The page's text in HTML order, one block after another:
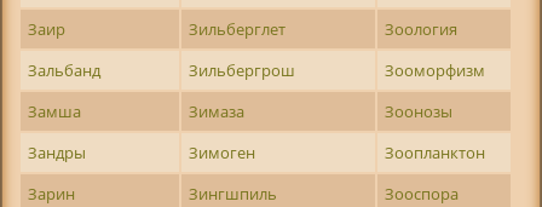
Заир
Зильберглет
Зоология
Зальбанд
Зильбергрош
Зооморфизм
Замша
Зимаза
Зоонозы
Зандры
Зимоген
Зоопланктон
Зарин
Зингшпиль
Зооспора